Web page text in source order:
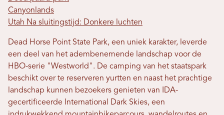
Canyonlands
Utah Na sluitingstijd: Donkere luchten
Dead Horse Point State Park, een uniek karakter, leverde
een deel van het adembenemende landschap voor de
HBO-serie "Westworld". De camping van het staatspark
beschikt over te reserveren yurtten en naast het prachtige
landschap kunnen bezoekers genieten van IDA-
gecertificeerde International Dark Skies, een